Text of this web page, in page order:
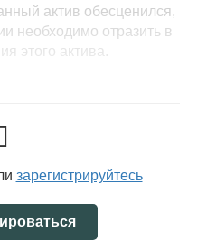
актив обесценился,
необходимо отразить в
этого актива.
также ряд внутренних
снижение стоимости
неблагоприятные
зарегистрируйтесь